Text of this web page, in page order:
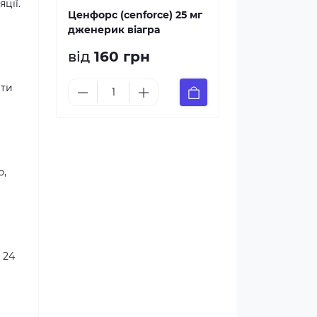
24
Ценфорс (cenforce) 25 мг
дженерик віагра
від 160 грн